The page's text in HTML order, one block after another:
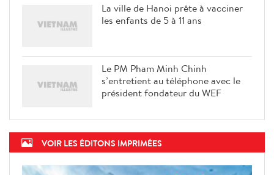
La ville de Hanoi prête à vacciner
les enfants de 5 à 11 ans
Le PM Pham Minh Chinh
s’entretient au téléphone avec le
président fondateur du WEF
VOIR LES ÉDITONS IMPRIMÉES